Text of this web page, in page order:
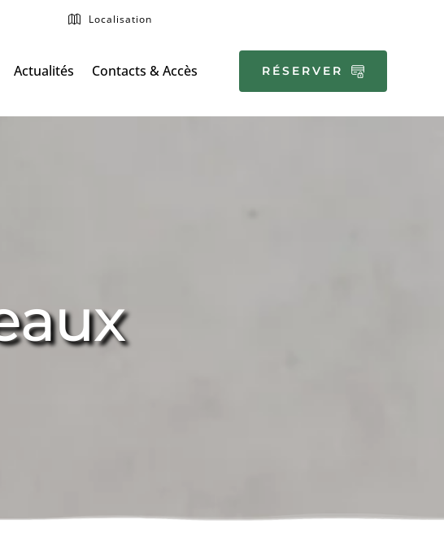
Localisation
Actualités Contacts & Accès RÉSERVER